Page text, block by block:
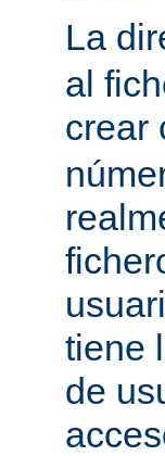
La
al
crear
tiene
de